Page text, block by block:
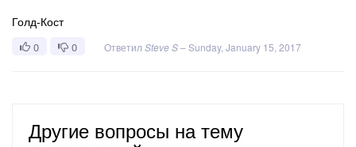
Голд-Кост
0 0 Ответил Steve S–Sunday, January 15, 2017
Другие вопросы на тему